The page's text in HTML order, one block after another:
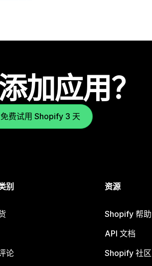
加应用？
免费试用 Shopify 3 天
别
论
资源
Shopify 帮
API 文档
Shopify 社区